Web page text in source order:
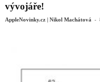
vývojáře!
AppleNovinky.cz | Nikol Machátová -